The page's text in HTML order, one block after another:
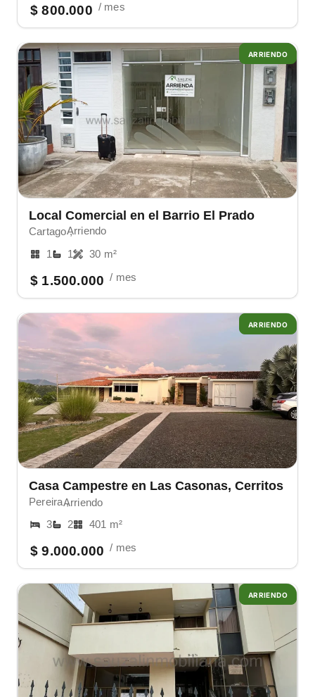
$ 800.000 / mes
ARRIENDO
Local Comercial en el Barrio El Prado
Cartago ,Arriendo
1
1 30 m²
$ 1.500.000 / mes
ARRIENDO
Casa Campestre en Las Casonas, Cerritos
Pereira ,Arriendo
3
2 401 m²
$ 9.000.000 / mes
ARRIENDO